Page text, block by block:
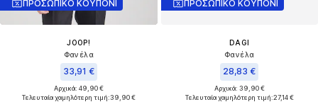
ΠΡΟΣΩΠΙΚΟ ΚΟΥΠΟΝΙ
JOOP!
Φανέλα
33,91 €
Αρχικά: 49,90 €
Τελευταία χαμηλότερη τιμή:39,90 €
ΠΡΟΣΩΠΙΚΟ ΚΟΥΠΟΝΙ
DAGI
Φανέλα
28,83 €
Αρχικά: 39,90 €
Τελευταία χαμηλότερη τιμή:27,14 €